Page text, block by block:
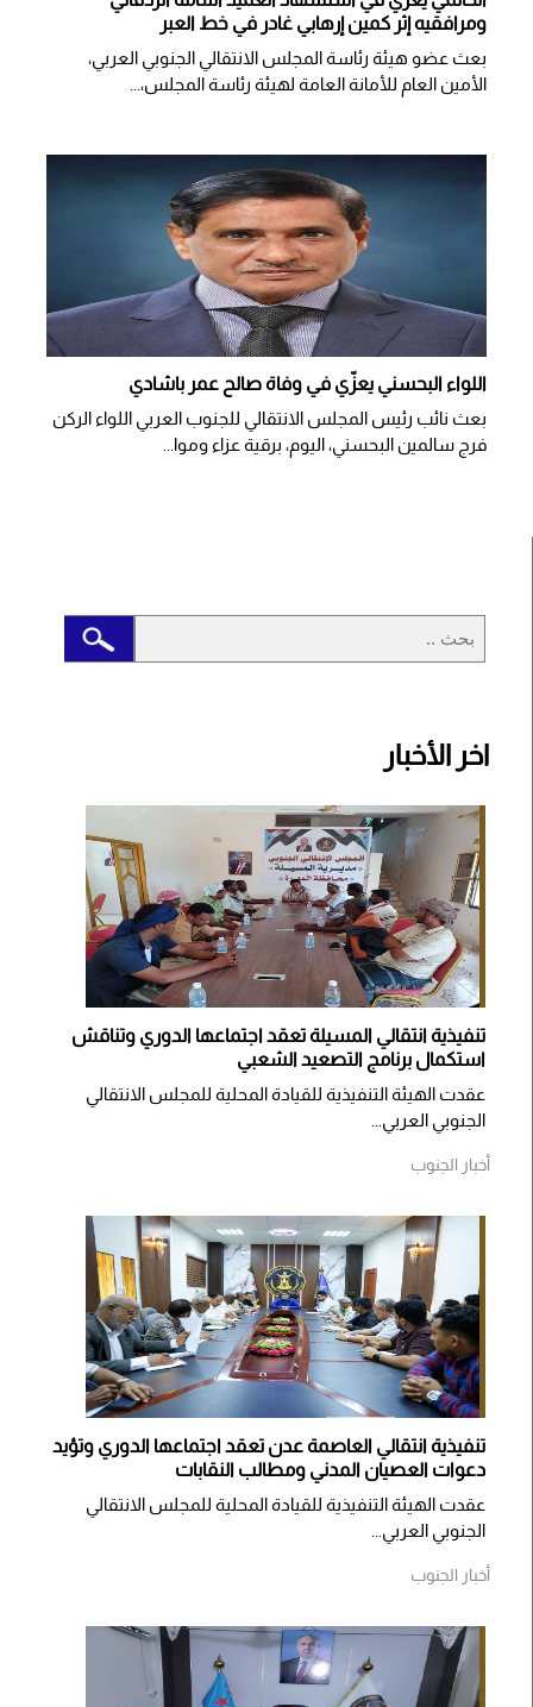
ومرافقيه إثر كمين إرهابي غادر في خط العبر
بعث عضو هيئة رئاسة المجلس الانتقالي الجنوبي العربي،
الأمين العام للأمانة العامة لهيئة رئاسة المجلس،...
اللواء البحسني يعزّي في وفاة صالح عمر باشادي
بعث نائب رئيس المجلس الانتقالي للجنوب العربي اللواء الركن
فرج سالمين البحسني، اليوم، برقية عزاء وموا...
اخر الأخبار
تنفيذية انتقالي المسيلة تعقد اجتماعها الدوري وتناقش
استكمال برنامج التصعيد الشعبي
عقدت الهيئة التنفيذية للقيادة المحلية للمجلس الانتقالي
الجنوبي العربي...
أخبار الجنوب
تنفيذية انتقالي العاصمة عدن تعقد اجتماعها الدوري وتؤيد
دعوات العصيان المدني ومطالب النقابات
​عقدت الهيئة التنفيذية للقيادة المحلية للمجلس الانتقالي
الجنوبي العربي...
أخبار الجنوب